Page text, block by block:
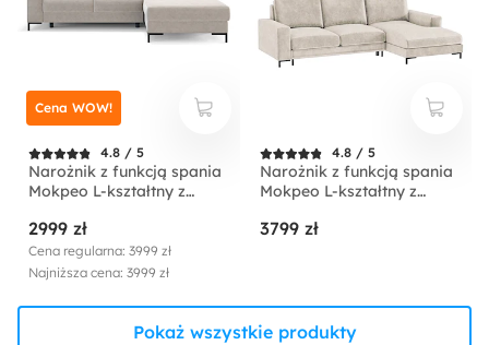
4.8 / 5
Narożnik z funkcją spania
Mokpeo L-kształtny z
czarnych nóżkach beżowy
sztruks prawostronny
2999 zł
Cena regularna: 3999 zł
Najniższa cena: 3999 zł
Cena WOW!
4.8 / 5
Narożnik z funkcją spania
Mokpeo L-kształtny z
czarnych nóżkach
3799 zł
Pokaż wszystkie produkty